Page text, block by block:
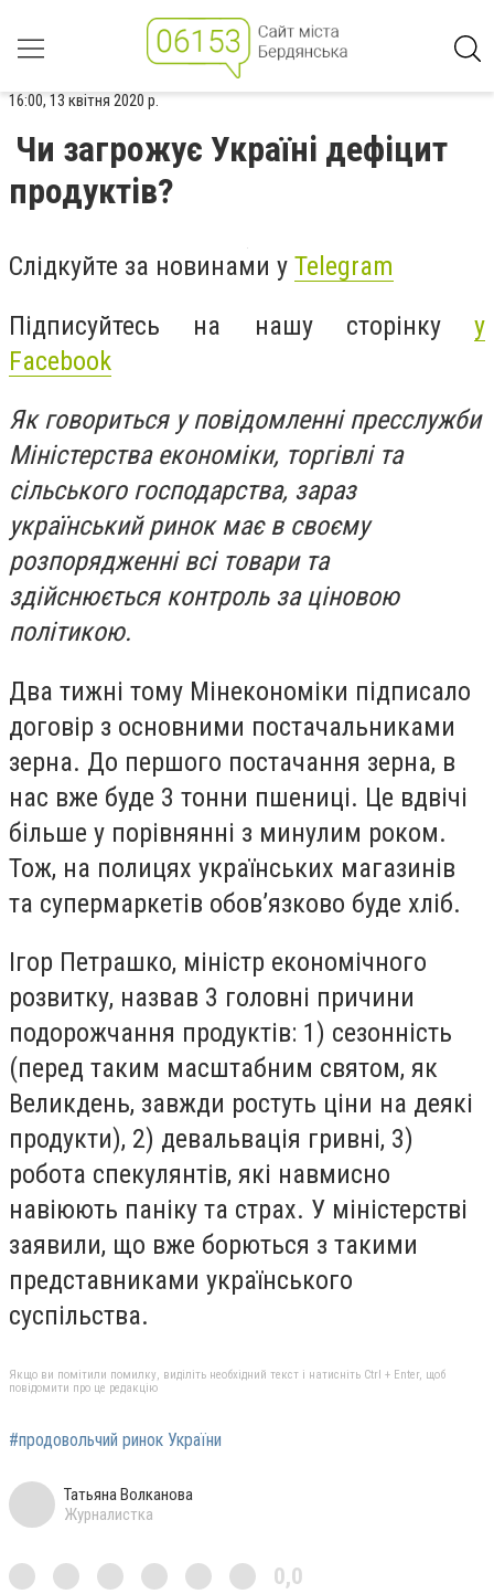
16:00, 13 квітня 2020 р.
Чи загрожує Україні дефіцит
продуктів?
Слідкуйте за новинами у Telegram
Підписуйтесь на нашу сторінку у
Facebook
Як говориться у повідомленні пресслужби
Міністерства економіки, торгівлі та
сільського господарства, зараз
український ринок має в своєму
розпорядженні всі товари та
здійснюється контроль за ціновою
політикою.
Два тижні тому Мінекономіки підписало
договір з основними постачальниками
зерна. До першого постачання зерна, в
нас вже буде 3 тонни пшениці. Це вдвічі
більше у порівнянні з минулим роком.
Тож, на полицях українських магазинів
та супермаркетів обов’язково буде хліб.
Ігор Петрашко, міністр економічного
розвитку, назвав 3 головні причини
подорожчання продуктів: 1) сезонність
(перед таким масштабним святом, як
Великдень, завжди ростуть ціни на деякі
продукти), 2) девальвація гривні, 3)
робота спекулянтів, які навмисно
навіюють паніку та страх. У міністерстві
заявили, що вже борються з такими
представниками українського
суспільства.
Якщо ви помітили помилку, виділіть необхідний текст і натисніть Ctrl + Enter, щоб
повідомити про це редакцію
#продовольчий ринок України
Татьяна Волканова
Журналистка
0,0